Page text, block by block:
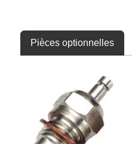
Pièces optionnelles